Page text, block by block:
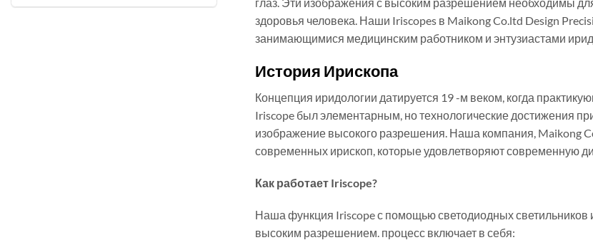
здоровья человека. Наши Iriscopes в Maikong Co.ltd Design
занимающимися медицинским работником и энтузиастами
История Ирископа
Концепция иридологии датируется 19 -м веком, когда
Iriscope был элементарным, но технологические достижения
изображение высокого разрешения. Наша компания, Maikong
современных ирископ, которые удовлетворяют современную
Как работает Iriscope?
Наша функция Iriscope с помощью светодиодных светильников
высоким разрешением. процесс включает в себя: